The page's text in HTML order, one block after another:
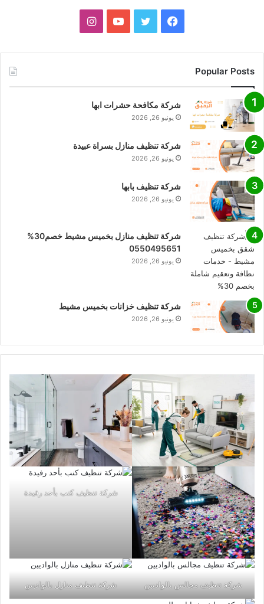
فيسبوك تويتر يوتيوبانستقرام
Popular Posts
شركة مكافحة حشرات ابها
يونيو 26, 2026
شركة تنظيف منازل بسراة عبيدة
يونيو 26, 2026
شركة تنظيف بابها
يونيو 26, 2026
شركة تنظيف منازل بخميس مشيط خصم30%
0550495651
يونيو 26, 2026
شركة تنظيف خزانات بخميس مشيط
يونيو 26, 2026
شركة تنظيف كنب بأحد رفيدة
شركة تنظيف مجالس بالواديين شركة تنظيف منازل بالواديين